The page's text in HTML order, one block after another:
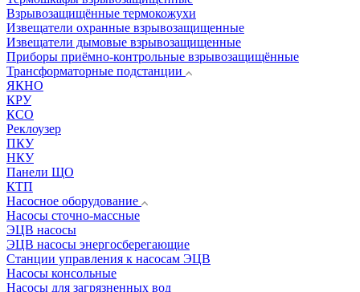
Взрывозащищённые термокожухи
Извещатели охранные взрывозащищенные
Извещатели дымовые взрывозащищенные
Приборы приёмно-контрольные взрывозащищённые
Трансформаторные подстанции
ЯКНО
КРУ
КСО
Реклоузер
ПКУ
НКУ
Панели ЩО
КТП
Насосное оборудование
Насосы сточно-массные
ЭЦВ насосы
ЭЦВ насосы энергосберегающие
Станции управления к насосам ЭЦВ
Насосы консольные
Насосы для загрязненных вод